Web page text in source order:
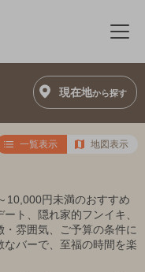
メ
現在地から探す
一覧表示 地図表示
10,000円未満のおすすめ
ト、隠れ家的フンイキ、
雰囲気、ご予算の条件に
バーで、至福の時間を楽